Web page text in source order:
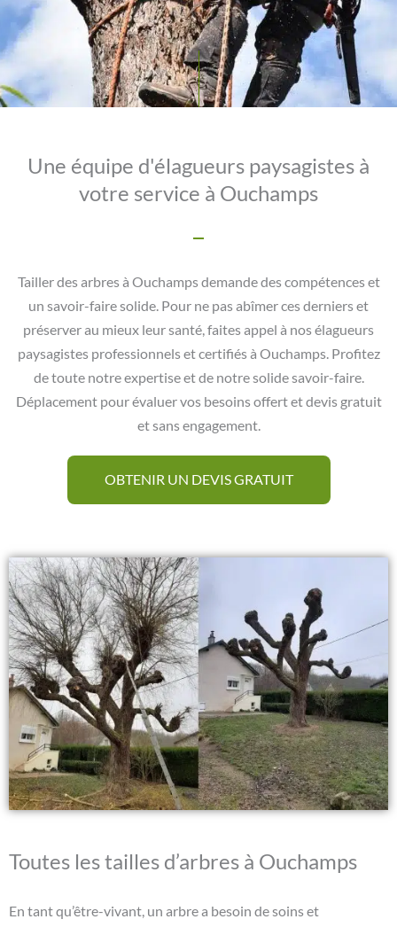
Une équipe d'élagueurs paysagistes à
votre service à Ouchamps
Tailler des arbres à Ouchamps demande des compétences et
un savoir-faire solide. Pour ne pas abîmer ces derniers et
préserver au mieux leur santé, faites appel à nos élagueurs
paysagistes professionnels et certifiés à Ouchamps. Profitez
de toute notre expertise et de notre solide savoir-faire.
Déplacement pour évaluer vos besoins offert et devis gratuit
et sans engagement.
OBTENIR UN DEVIS GRATUIT
Toutes les tailles d’arbres à Ouchamps
En tant qu’être-vivant, un arbre a besoin de soins et